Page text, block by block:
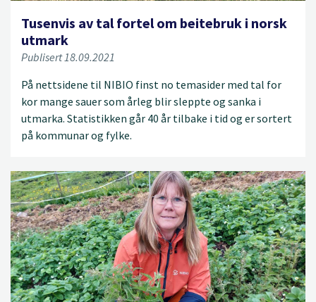
Tusenvis av tal fortel om beitebruk i norsk
utmark
Publisert 18.09.2021
På nettsidene til NIBIO finst no temasider med tal for
kor mange sauer som årleg blir sleppte og sanka i
utmarka. Statistikken går 40 år tilbake i tid og er sortert
på kommunar og fylke.